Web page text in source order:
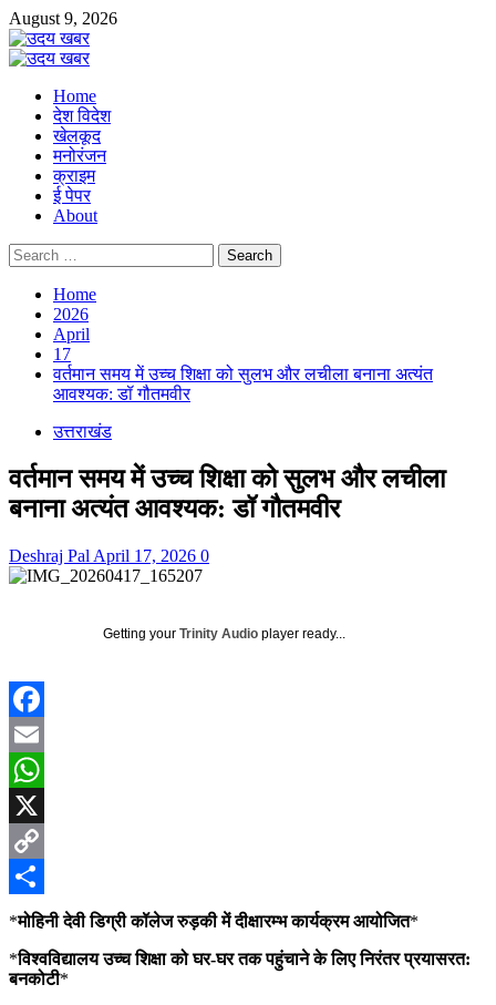
Skip
to
content
August 9, 2026
Primary
Home
देश विदेश
खेलकूद
मनोरंजन
क्राइम
ई पेपर
About
Search
for:
Home
2026
April
17
वर्तमान समय में उच्च शिक्षा को सुलभ और लचीला बनाना अत्यंत
आवश्यक: डॉ गौतमवीर
उत्तराखंड
वर्तमान समय में उच्च शिक्षा को सुलभ और लचीला
बनाना अत्यंत आवश्यक: डॉ गौतमवीर
Deshraj Pal April 17, 2026 0
Getting your Trinity Audio player ready...
Facebook
Email
WhatsApp
X
Copy
Link
Share
*मोहिनी देवी डिग्री कॉलेज रुड़की में दीक्षारम्भ कार्यक्रम आयोजित*
*विश्वविद्यालय उच्च शिक्षा को घर-घर तक पहुंचाने के लिए निरंतर प्रयासरत:
बनकोटी*